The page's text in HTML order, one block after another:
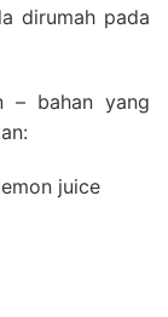
dirumah pada
– bahan yang
juice